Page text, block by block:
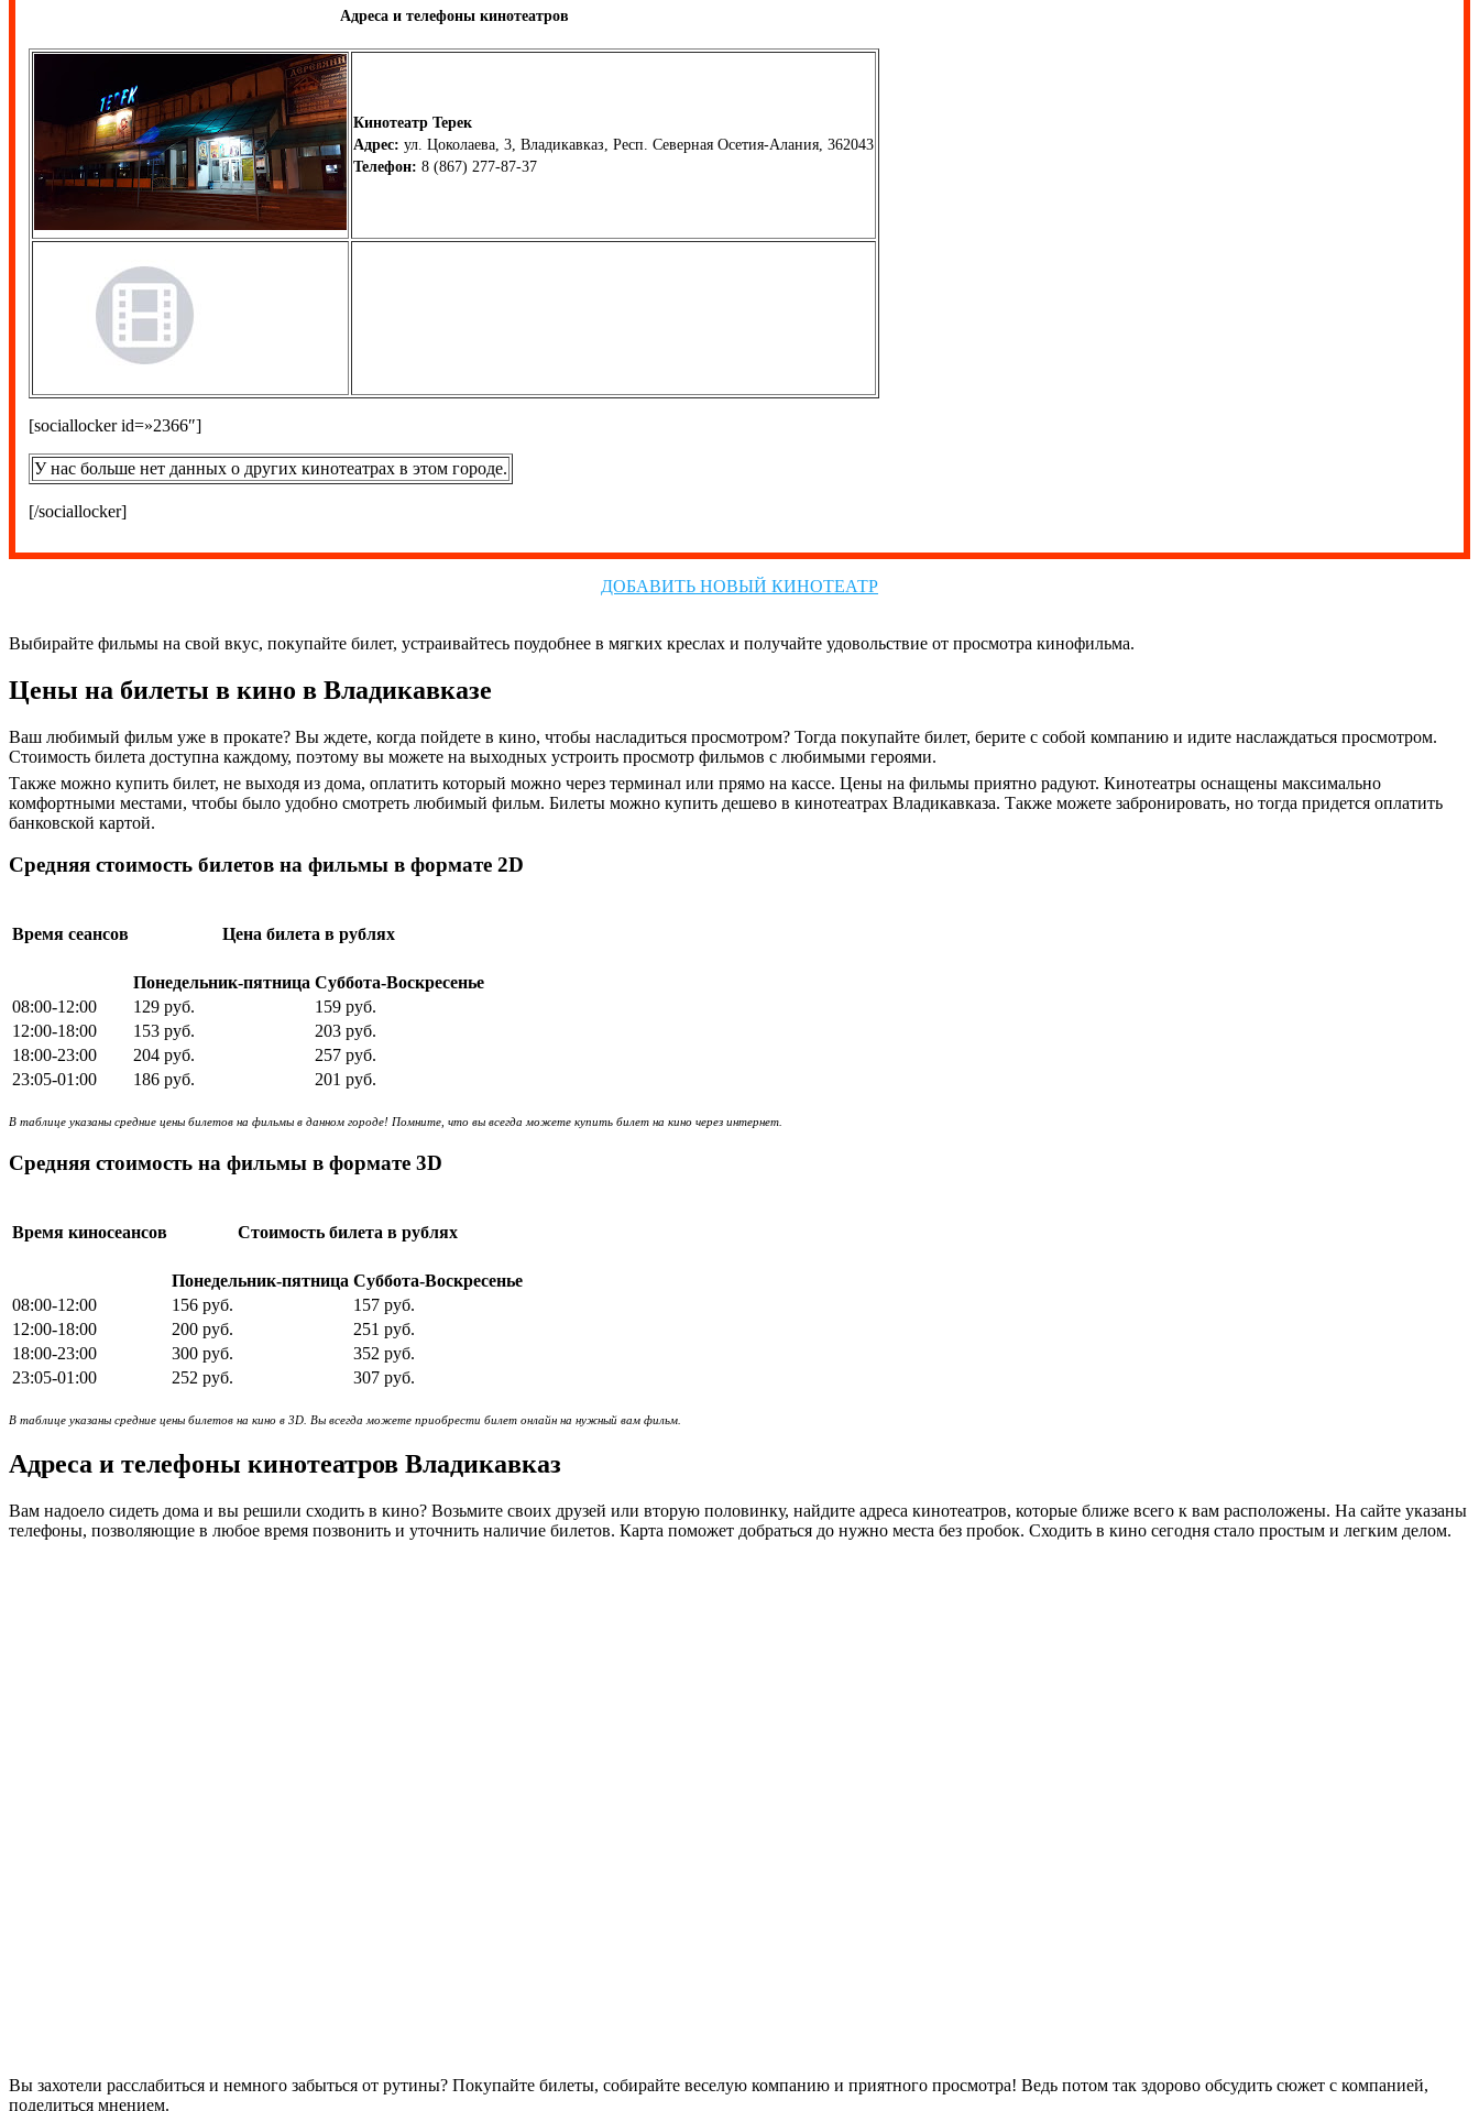
Адреса и телефоны кинотеатров
Кинотеатр Терек
Адрес: ул. Цоколаева, 3, Владикавказ, Респ. Северная Осетия-Алания, 362043
Телефон: 8 (867) 277-87-37
[sociallocker id=»2366″]
У нас больше нет данных о других кинотеатрах в этом городе.
[/sociallocker]
ДОБАВИТЬ НОВЫЙ КИНОТЕАТР
Выбирайте фильмы на свой вкус, покупайте билет, устраивайтесь поудобнее в мягких креслах и получайте удовольствие от просмотра кинофильма.
Цены на билеты в кино в Владикавказе
Ваш любимый фильм уже в прокате? Вы ждете, когда пойдете в кино, чтобы насладиться просмотром? Тогда покупайте билет, берите с собой компанию и идите наслаждаться просмотром.
Стоимость билета доступна каждому, поэтому вы можете на выходных устроить просмотр фильмов с любимыми героями.
Также можно купить билет, не выходя из дома, оплатить который можно через терминал или прямо на кассе. Цены на фильмы приятно радуют. Кинотеатры оснащены максимально
комфортными местами, чтобы было удобно смотреть любимый фильм. Билеты можно купить дешево в кинотеатрах Владикавказа. Также можете забронировать, но тогда придется оплатить
банковской картой.
Средняя стоимость билетов на фильмы в формате 2D
Время сеансов Цена билета в рублях
Понедельник-пятница Суббота-Воскресенье
08:00-12:00
129 руб.
159 руб.
12:00-18:00
153 руб.
203 руб.
18:00-23:00
204 руб.
257 руб.
23:05-01:00
186 руб. 201 руб.
В таблице указаны средние цены билетов на фильмы в данном городе! Помните, что вы всегда можете купить билет на кино через интернет.
Средняя стоимость на фильмы в формате 3D
Время киносеансов Стоимость билета в рублях
Понедельник-пятница Суббота-Воскресенье
08:00-12:00
156 руб.
157 руб.
12:00-18:00
200 руб.
251 руб.
18:00-23:00
300 руб.
352 руб.
23:05-01:00
252 руб. 307 руб.
В таблице указаны средние цены билетов на кино в 3D. Вы всегда можете приобрести билет онлайн на нужный вам фильм.
Адреса и телефоны кинотеатров Владикавказ
Вам надоело сидеть дома и вы решили сходить в кино? Возьмите своих друзей или вторую половинку, найдите адреса кинотеатров, которые ближе всего к вам расположены. На сайте указаны
телефоны, позволяющие в любое время позвонить и уточнить наличие билетов. Карта поможет добраться до нужно места без пробок. Сходить в кино сегодня стало простым и легким делом.
Вы захотели расслабиться и немного забыться от рутины? Покупайте билеты, собирайте веселую компанию и приятного просмотра! Ведь потом так здорово обсудить сюжет с компанией,
поделиться мнением.